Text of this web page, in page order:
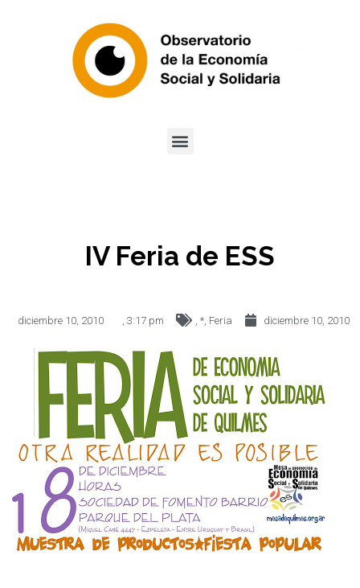
IV Feria de ESS
diciembre 10, 2010 3:17 pm *, Feria diciembre 10, 2010